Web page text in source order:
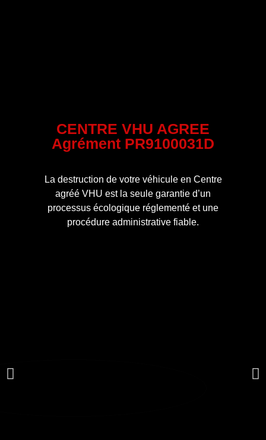
CENTRE VHU AGREE
Agrément PR9100031D
La destruction de votre véhicule en Centre
agréé VHU est la seule garantie d’un
processus écologique réglementé et une
procédure administrative fiable.